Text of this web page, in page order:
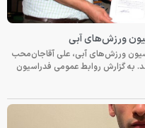
ورزش‌های آبی
ورزش‌های آبی، علی آقاجان‌محب
به گزارش روابط عمومی فدراسیون